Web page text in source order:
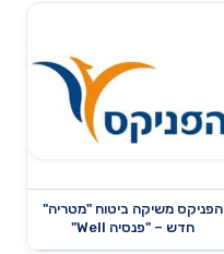
הפניקס משיקה ביטוח "מטריה"
חדש – "פנסיה Well"